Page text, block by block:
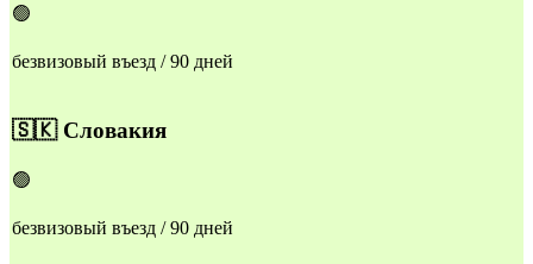
🟢
безвизовый въезд / 90 дней
🇸🇰 Словакия
🟢
безвизовый въезд / 90 дней